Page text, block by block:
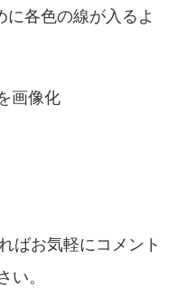
に各色の線が入るよ
画像化
ばお気軽にコメント
。